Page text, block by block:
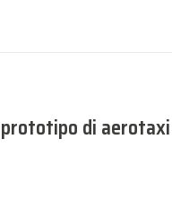
di aerotaxi